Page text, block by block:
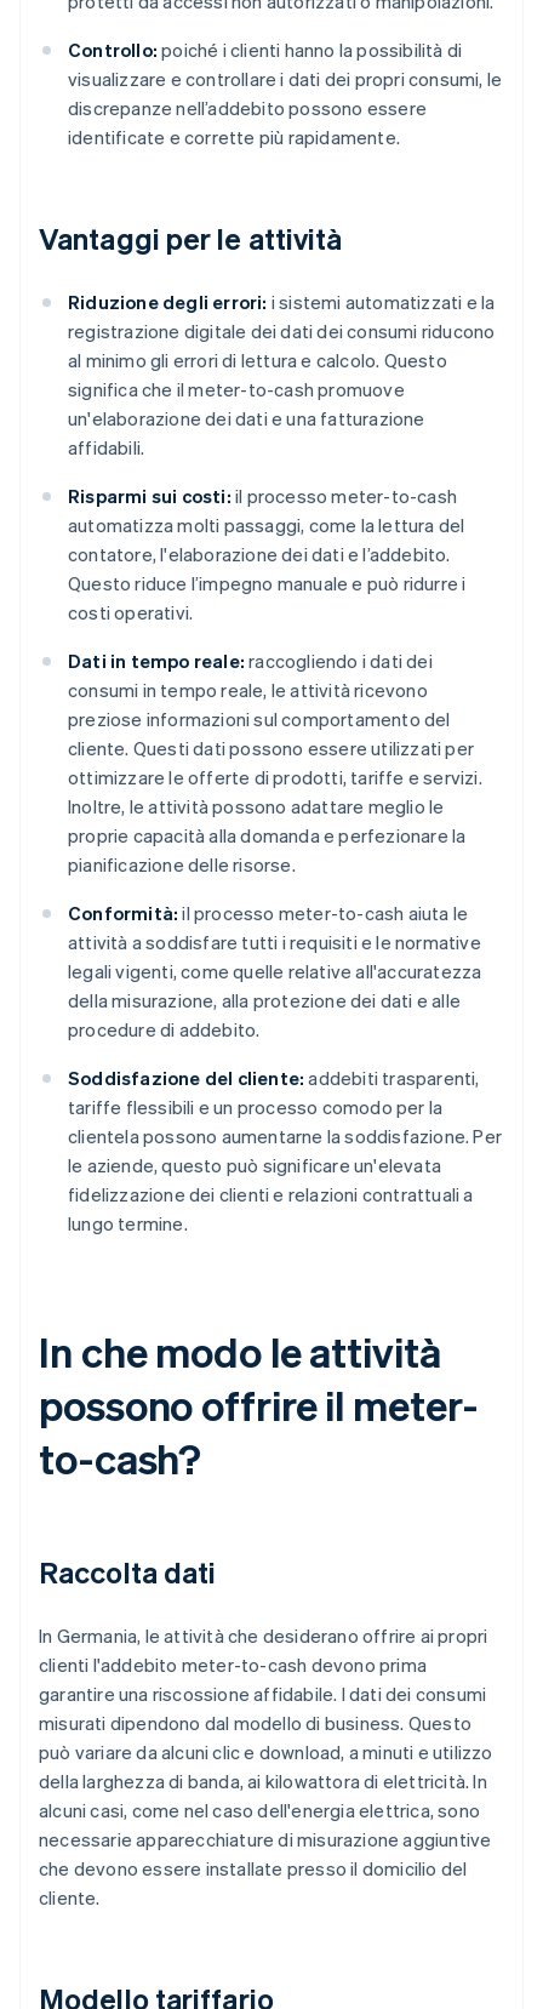
Controllo: poiché i clienti hanno la possibilità di
visualizzare e controllare i dati dei propri consumi, le
discrepanze nell’addebito possono essere
identificate e corrette più rapidamente.
Vantaggi per le attività
Riduzione degli errori: i sistemi automatizzati e la
registrazione digitale dei dati dei consumi riducono
al minimo gli errori di lettura e calcolo. Questo
significa che il meter-to-cash promuove
un'elaborazione dei dati e una fatturazione
affidabili.
Risparmi sui costi: il processo meter-to-cash
automatizza molti passaggi, come la lettura del
contatore, l'elaborazione dei dati e l’addebito.
Questo riduce l’impegno manuale e può ridurre i
costi operativi.
Dati in tempo reale: raccogliendo i dati dei
consumi in tempo reale, le attività ricevono
preziose informazioni sul comportamento del
cliente. Questi dati possono essere utilizzati per
ottimizzare le offerte di prodotti, tariffe e servizi.
Inoltre, le attività possono adattare meglio le
proprie capacità alla domanda e perfezionare la
pianificazione delle risorse.
Conformità: il processo meter-to-cash aiuta le
attività a soddisfare tutti i requisiti e le normative
legali vigenti, come quelle relative all'accuratezza
della misurazione, alla protezione dei dati e alle
procedure di addebito.
Soddisfazione del cliente: addebiti trasparenti,
tariffe flessibili e un processo comodo per la
clientela possono aumentarne la soddisfazione. Per
le aziende, questo può significare un'elevata
fidelizzazione dei clienti e relazioni contrattuali a
lungo termine.
In che modo le attività
possono offrire il meter-
to-cash?
Raccolta dati
In Germania, le attività che desiderano offrire ai propri
clienti l'addebito meter-to-cash devono prima
garantire una riscossione affidabile. I dati dei consumi
misurati dipendono dal modello di business. Questo
può variare da alcuni clic e download, a minuti e utilizzo
della larghezza di banda, ai kilowattora di elettricità. In
alcuni casi, come nel caso dell'energia elettrica, sono
necessarie apparecchiature di misurazione aggiuntive
che devono essere installate presso il domicilio del
cliente.
Modello tariffario